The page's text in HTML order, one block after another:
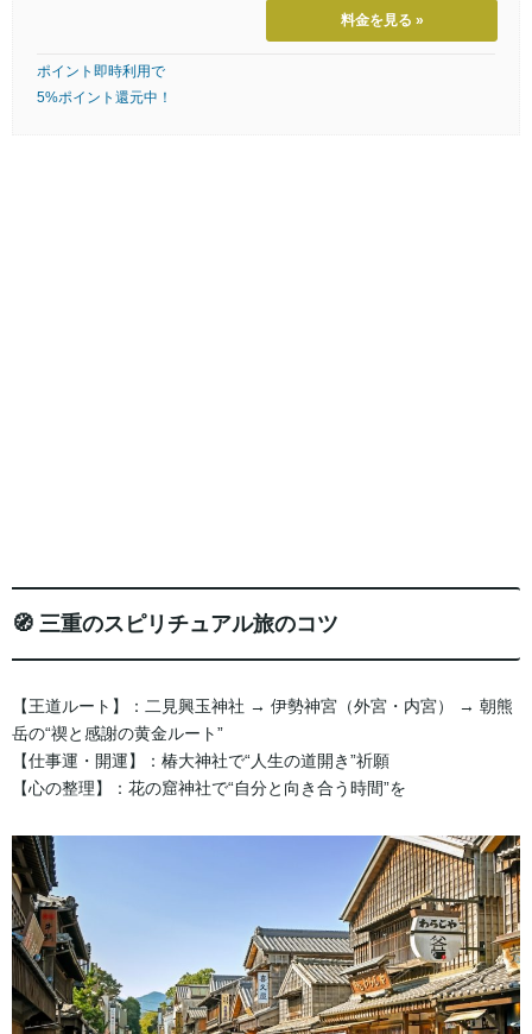
料金を見る »
ポイント即時利用で
5%ポイント還元中！
🧭 三重のスピリチュアル旅のコツ
【王道ルート】：二見興玉神社 → 伊勢神宮（外宮・内宮） → 朝熊
岳の“禊と感謝の黄金ルート”
【仕事運・開運】：椿大神社で“人生の道開き”祈願
【心の整理】：花の窟神社で“自分と向き合う時間”を